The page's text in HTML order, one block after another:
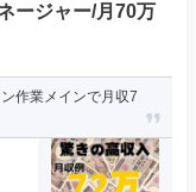
ージャー/月70万
作業メインで月収7